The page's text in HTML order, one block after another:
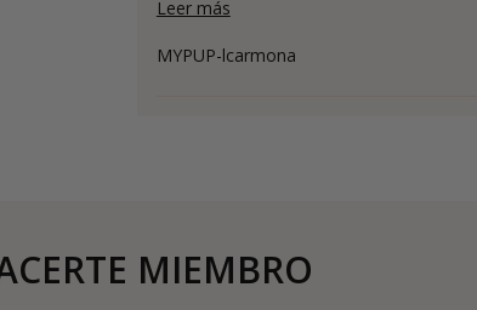
Leer más
MYPUP-lcarmona
MIEMBRO